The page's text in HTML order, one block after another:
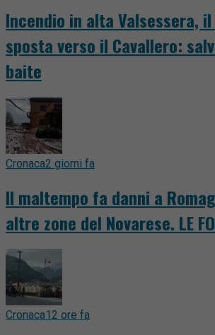
Incendio in alta Valsessera,
sposta verso il Cavallero:
baite
Cronaca2 giorni fa
Il maltempo fa danni a
altre zone del Novarese. LE
Cronaca12 ore fa